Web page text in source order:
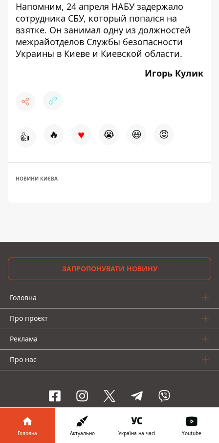
Напомним, 24 апреля НАБУ задержало
сотрудника СБУ, который попался на
взятке. Он занимал одну из должностей
межрайотделов Службы безопасности
Украины в Киеве и Киевской области.
Игорь Кулик
👍 🔥 ♥ 😭 😆 😡
НОВИНИ КИЄВА
ЗАПРОПОНУВАТИ НОВИНУ
Головна
Про проєкт
Реклама
Про нас
Інформатор проекти
Головна Актуально Україна на часі Youtube